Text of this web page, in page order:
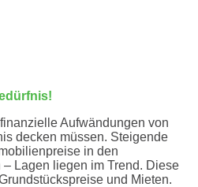
Aufwändungen von
decken müssen. Steigende
in den
Lagen liegen im Trend. Diese
und Mieten.